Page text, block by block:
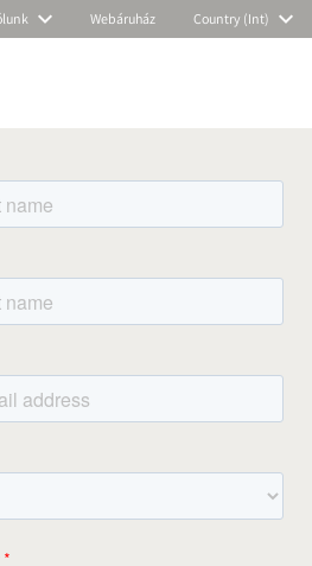
Webáruház Country (Int)
and stay
news and events.